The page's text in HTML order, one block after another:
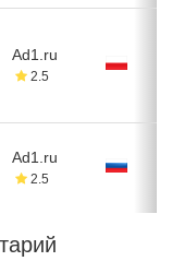
Ad1.ru
2.5
Ad1.ru
2.5